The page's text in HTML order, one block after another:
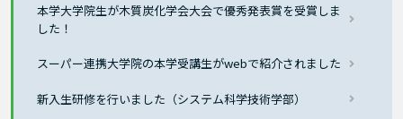
本学大学院生が木質炭化学会大会で優秀発表賞を受賞しま
した！
スーパー連携大学院の本学受講生がwebで紹介されました
新入生研修を行いました（システム科学技術学部）